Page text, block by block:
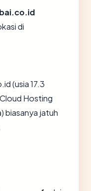
bai.co.id
di
(usia 17.3
Hosting
biasanya jatuh